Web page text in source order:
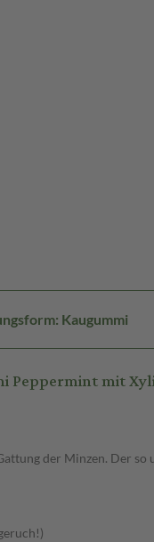
Kaugummi
Peppermint mit
der Minzen. Der